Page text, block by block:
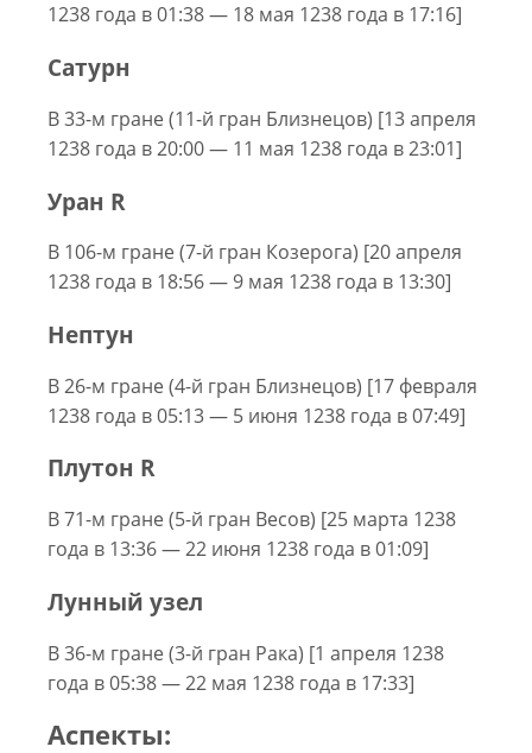
1238 года в 01:38 — 18 мая 1238 года в 17:16]
Сатурн
В 33-м гране (11-й гран Близнецов) [13 апреля
1238 года в 20:00 — 11 мая 1238 года в 23:01]
Уран R
В 106-м гране (7-й гран Козерога) [20 апреля
1238 года в 18:56 — 9 мая 1238 года в 13:30]
Нептун
В 26-м гране (4-й гран Близнецов) [17 февраля
1238 года в 05:13 — 5 июня 1238 года в 07:49]
Плутон R
В 71-м гране (5-й гран Весов) [25 марта 1238
года в 13:36 — 22 июня 1238 года в 01:09]
Лунный узел
В 36-м гране (3-й гран Рака) [1 апреля 1238
года в 05:38 — 22 мая 1238 года в 17:33]
Аспекты: